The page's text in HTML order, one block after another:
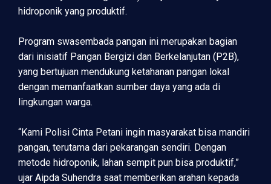
hidroponik yang produktif.
Program swasembada pangan ini merupakan bagian
dari inisiatif Pangan Bergizi dan Berkelanjutan (P2B),
yang bertujuan mendukung ketahanan pangan lokal
dengan memanfaatkan sumber daya yang ada di
lingkungan warga.
“Kami Polisi Cinta Petani ingin masyarakat bisa mandiri
pangan, terutama dari pekarangan sendiri. Dengan
metode hidroponik, lahan sempit pun bisa produktif,”
ujar Aipda Suhendra saat memberikan arahan kepada